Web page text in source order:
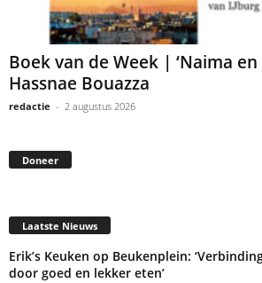
Boek van de Week | ‘Naima en
Hassnae Bouazza
redactie - 2 augustus 2026
Doneer
Laatste Nieuws
Erik’s Keuken op Beukenplein:
door goed en lekker eten’